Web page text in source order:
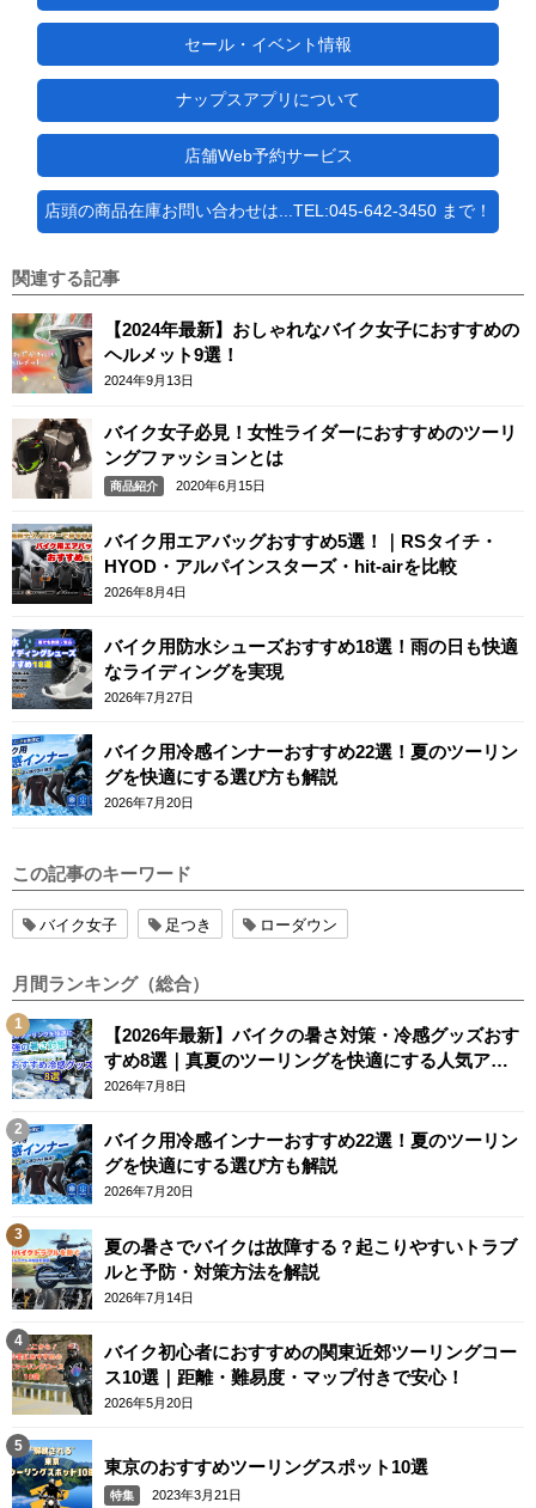
セール・イベント情報
ナップスアプリについて
店舗Web予約サービス
店頭の商品在庫お問い合わせは...TEL:045-642-3450 まで！
関連する記事
【2024年最新】おしゃれなバイク女子におすすめの
ヘルメット9選！
2024年9月13日
バイク女子必見！女性ライダーにおすすめのツーリ
ングファッションとは
商品紹介 2020年6月15日
バイク用エアバッグおすすめ5選！｜RSタイチ・
HYOD・アルパインスターズ・hit-airを比較
2026年8月4日
バイク用防水シューズおすすめ18選！雨の日も快適
なライディングを実現
2026年7月27日
バイク用冷感インナーおすすめ22選！夏のツーリン
グを快適にする選び方も解説
2026年7月20日
この記事のキーワード
バイク女子 足つき ローダウン
月間ランキング（総合）
【2026年最新】バイクの暑さ対策・冷感グッズおす
すめ8選｜真夏のツーリングを快適にする人気アイ
テム
2026年7月8日
バイク用冷感インナーおすすめ22選！夏のツーリン
グを快適にする選び方も解説
2026年7月20日
夏の暑さでバイクは故障する？起こりやすいトラブ
ルと予防・対策方法を解説
2026年7月14日
バイク初心者におすすめの関東近郊ツーリングコー
ス10選｜距離・難易度・マップ付きで安心！
2026年5月20日
東京のおすすめツーリングスポット10選
特集 2023年3月21日